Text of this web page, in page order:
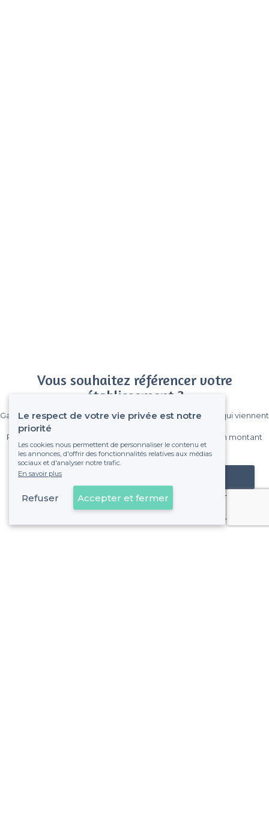
Vous souhaitez référencer votre
établissement ?
Gagnez de nombreux clients parmi le million de visiteurs qui viennent
Pas de commissions et sans engagement, vous payez un montant
fixe sans risque de voir déraper la facture.
Référencer mon établissement
Déjà client
Le respect de votre vie privée est notre
priorité
Les cookies nous permettent de personnaliser le contenu et
les annonces, d'offrir des fonctionnalités relatives aux médias
sociaux et d'analyser notre trafic.
En savoir plus
Refuser Accepter et fermer